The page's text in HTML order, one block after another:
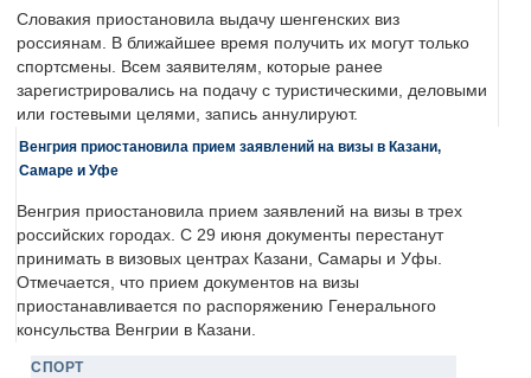
Словакия приостановила выдачу шенгенских виз
россиянам. В ближайшее время получить их могут только
спортсмены. Всем заявителям, которые ранее
зарегистрировались на подачу с туристическими, деловыми
или гостевыми целями, запись аннулируют.
Венгрия приостановила прием заявлений на визы в Казани,
Самаре и Уфе
Венгрия приостановила прием заявлений на визы в трех
российских городах. С 29 июня документы перестанут
принимать в визовых центрах Казани, Самары и Уфы.
Отмечается, что прием документов на визы
приостанавливается по распоряжению Генерального
консульства Венгрии в Казани.
СПОРТ